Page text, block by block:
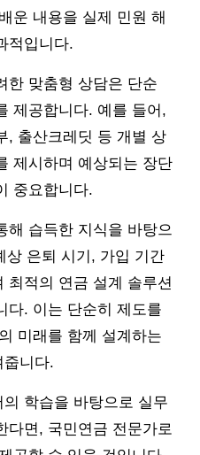
운 내용을 실제 민원 해
적입니다.
한 맞춤형 상담은 단순
제공합니다. 예를 들어,
, 출산크레딧 등 개별 상
제시하며 예상되는 장단
중요합니다.
해 습득한 지식을 바탕으
상 은퇴 시기, 가입 기간
최적의 연금 설계 솔루션
다. 이는 단순히 제도를
미래를 함께 설계하는
줍니다.
학습을 바탕으로 실무
다면, 국민연금 전문가로